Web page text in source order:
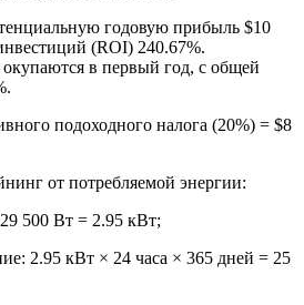
годовую прибыль $10
(ROI) 240.67%.
в первый год, с общей
подоходного налога (20%) = $8
от потребляемой энергии:
500 Вт = 2.95 кВт;
2.95 кВт × 24 часа × 365 дней = 25